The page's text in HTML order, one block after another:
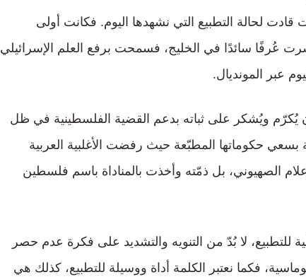
لحالة التطبيع التي نشهدها اليوم. فكانت أولى
عُرفًا سائدًا في الخليج، فسمحت برفع العلم الإسرائيلي
عبر المونديال.
يُكرّم ويُشكر على ثباته بدعم القضية الفلسطينية في ظل
بسعي حكوماتها المطبّعة حيث رفضت الأغلبية العربية
الصهيوني، بل ذمّته وأخذت بالمناداة باسم فلسطين
لا بُدّ من التنويه والتشديد على فكرة عدم حصر
فكما نعتبر الكلمة أداة ووسيلة للتطبيع، كذلك هي